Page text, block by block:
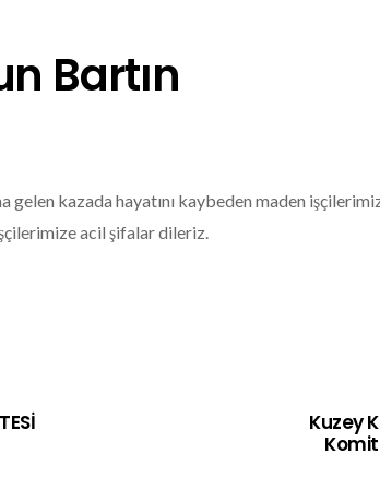
Bartın
gelen kazada hayatını kaybeden maden
işçilerimize acil şifalar dileriz.
Kuzey